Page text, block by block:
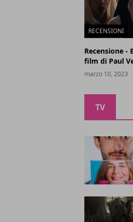
RECENSIONI
Recensione -
film di Paul
marzo 10, 2023
TV